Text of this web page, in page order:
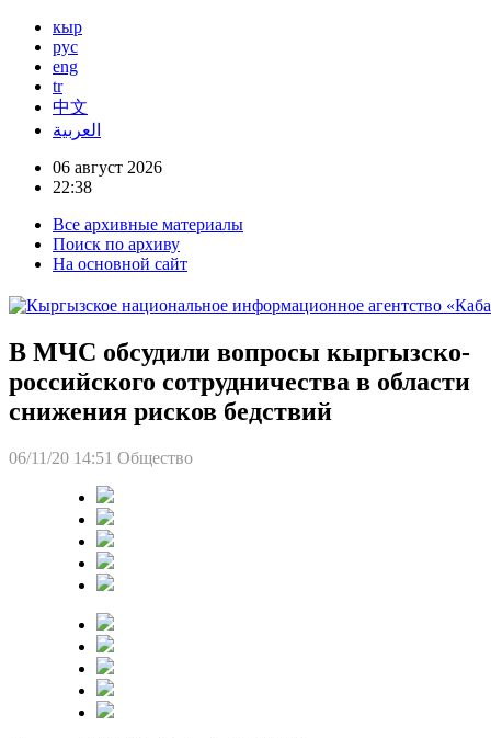
кыр
рус
eng
tr
中文
العربية
06 август 2026
22:38
Все архивные материалы
Поиск по архиву
На основной сайт
В МЧС обсудили вопросы кыргызско-
российского сотрудничества в области
снижения рисков бедствий
06/11/20 14:51 Общество